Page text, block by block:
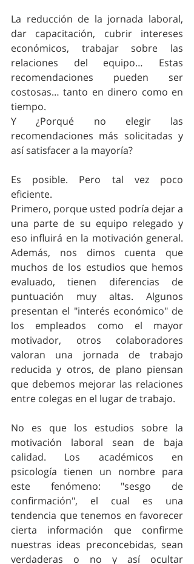
La reducción de la jornada laboral,
dar capacitación, cubrir intereses
económicos, trabajar sobre las
relaciones del equipo… Estas
recomendaciones pueden ser
costosas… tanto en dinero como en
tiempo.
Y ¿Porqué no elegir las
recomendaciones más solicitadas y
así satisfacer a la mayoría?
Es posible. Pero tal vez poco
eficiente.
Primero, porque usted podría dejar a
una parte de su equipo relegado y
eso influirá en la motivación general.
Además, nos dimos cuenta que
muchos de los estudios que hemos
evaluado, tienen diferencias de
puntuación muy altas. Algunos
presentan el "interés económico" de
los empleados como el mayor
motivador, otros colaboradores
valoran una jornada de trabajo
reducida y otros, de plano piensan
que debemos mejorar las relaciones
entre colegas en el lugar de trabajo.
No es que los estudios sobre la
motivación laboral sean de baja
calidad. Los académicos en
psicología tienen un nombre para
este fenómeno: "sesgo de
confirmación", el cual es una
tendencia que tenemos en favorecer
cierta información que confirme
nuestras ideas preconcebidas, sean
verdaderas o no y así ocultar